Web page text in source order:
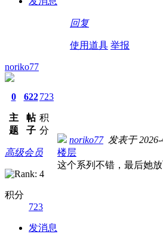
回复
使用道具 举报
noriko77
0
主
题
622
帖
子
723
积
分
高级会员
积分
723
发消息
noriko77发表于 2026-
楼层
这个系列不错，最后她放